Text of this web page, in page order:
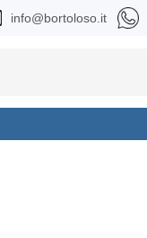
info@bortoloso.it